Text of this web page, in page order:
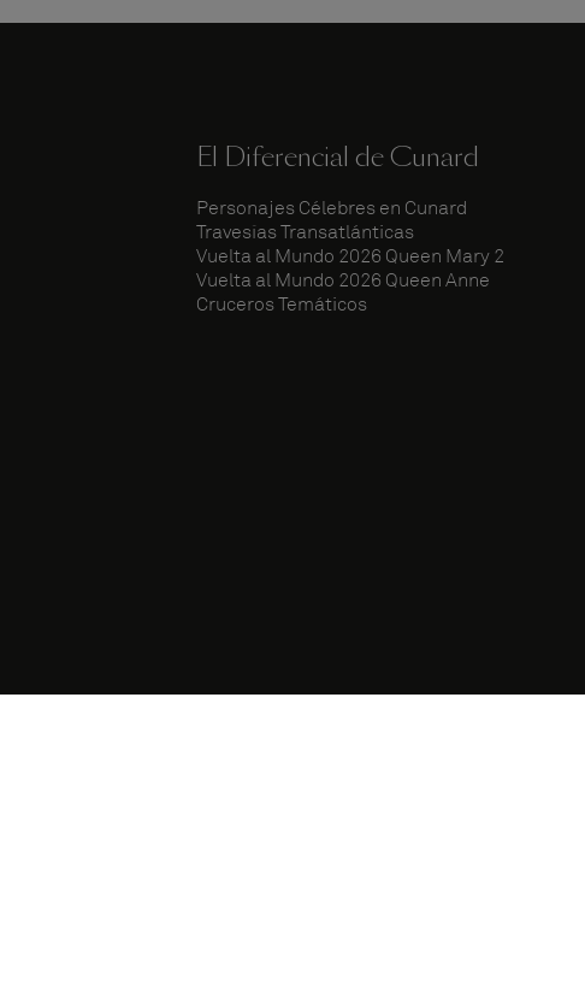
El Diferencial de Cunard
Personajes Célebres en Cunard
Travesías Transatlánticas
Vuelta al Mundo 2026 Queen Mary 2
Vuelta al Mundo 2026 Queen Anne
Cruceros Temáticos